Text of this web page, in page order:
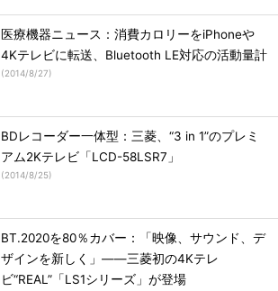
医療機器ニュース：消費カロリーをiPhoneや
4Kテレビに転送、Bluetooth LE対応の活動量計
(2014/8/27)
BDレコーダー一体型：三菱、“3 in 1”のプレミ
アム2Kテレビ「LCD-58LSR7」
(2014/8/25)
BT.2020を80％カバー：「映像、サウンド、デ
ザインを新しく」――三菱初の4Kテレ
ビ“REAL”「LS1シリーズ」が登場